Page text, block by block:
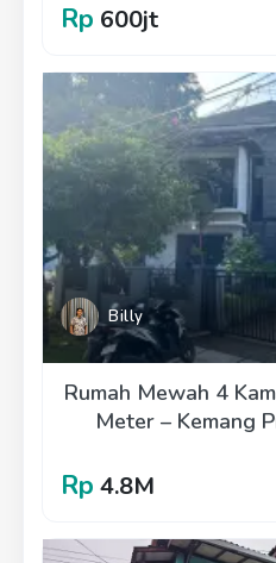
Rp 600jt
Billy
Rumah Mewah 4
Meter – Kemang
Rp 4.8M